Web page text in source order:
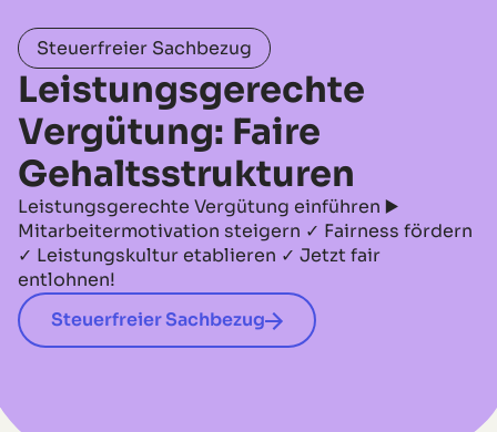
Steuerfreier Sachbezug
Leistungsgerechte
Vergütung: Faire
Gehaltsstrukturen
Leistungsgerechte Vergütung einführen ▶️
Mitarbeitermotivation steigern ✓ Fairness fördern
✓ Leistungskultur etablieren ✓ Jetzt fair
entlohnen!
Steuerfreier Sachbezug